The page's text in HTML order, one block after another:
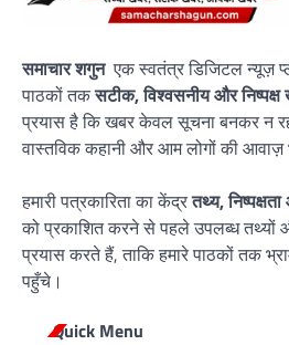
समाचार शगुन एक स्वतंत्र डिजिटल न्यूज़
पाठकों तकसटीक, विश्वसनीय और
प्रयास है कि खबर केवल सूचना बनकर न
वास्तविक कहानी और आम लोगों की
हमारी पत्रकारिता का केंद्रतथ्य,
को प्रकाशित करने से पहले उपलब्ध तथ्यों
प्रयास करते हैं, ताकि हमारे पाठकों तक
पहुँचे।
Quick Menu